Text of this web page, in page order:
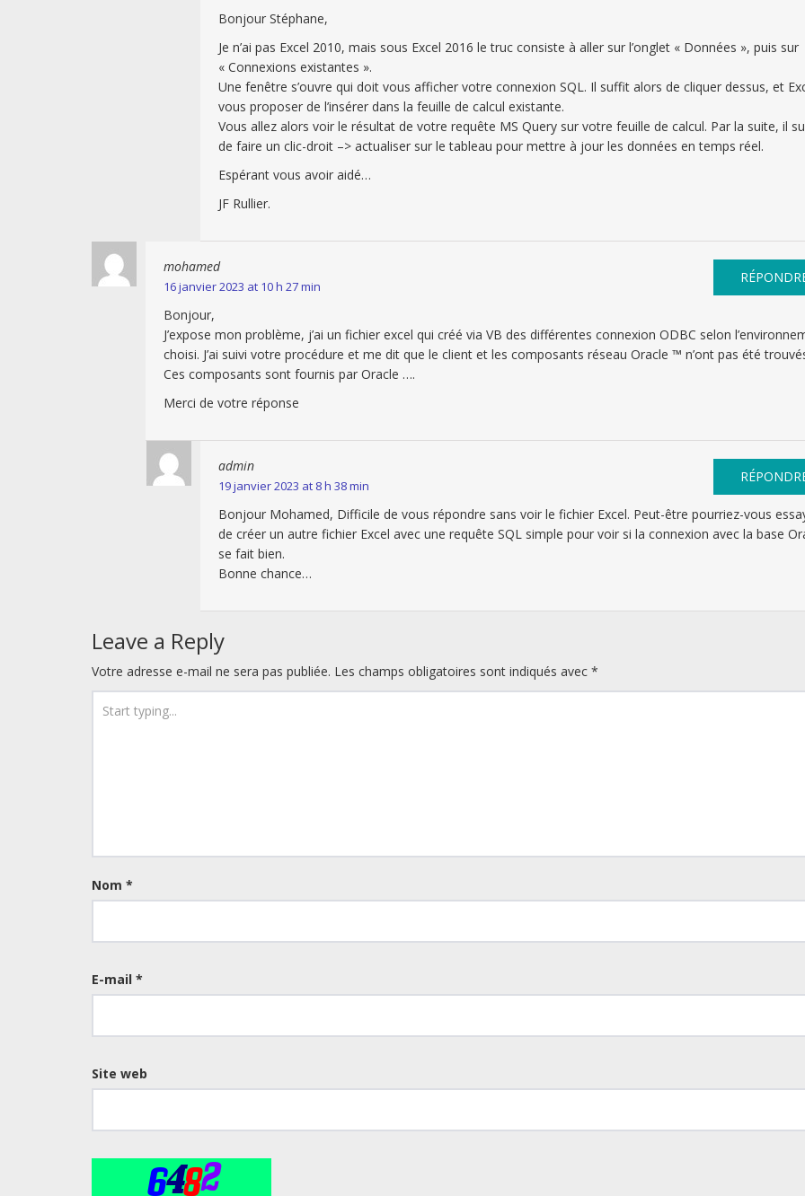
Bonjour Stéphane,
Je n’ai pas Excel 2010, mais sous Excel 2016 le truc consiste à aller sur l’onglet « Données », puis sur
« Connexions existantes ».
Une fenêtre s’ouvre qui doit vous afficher votre connexion SQL. Il suffit alors de cliquer dessus, et
vous proposer de l’insérer dans la feuille de calcul existante.
Vous allez alors voir le résultat de votre requête MS Query sur votre feuille de calcul. Par la suite, il
de faire un clic-droit –> actualiser sur le tableau pour mettre à jour les données en temps réel.
Espérant vous avoir aidé…
JF Rullier.
mohamed
16 janvier 2023 at 10 h 27 min
Bonjour,
J’expose mon problème, j’ai un fichier excel qui créé via VB des différentes connexion ODBC selon
choisi. J’ai suivi votre procédure et me dit que le client et les composants réseau Oracle ™ n’ont pas été
Ces composants sont fournis par Oracle ….
Merci de votre réponse
admin
19 janvier 2023 at 8 h 38 min
Bonjour Mohamed, Difficile de vous répondre sans voir le fichier Excel. Peut-être pourriez-vous
de créer un autre fichier Excel avec une requête SQL simple pour voir si la connexion avec la base
se fait bien.
Bonne chance…
Leave a Reply
Votre adresse e-mail ne sera pas publiée. Les champs obligatoires sont indiqués avec *
Nom *
E-mail *
Site web